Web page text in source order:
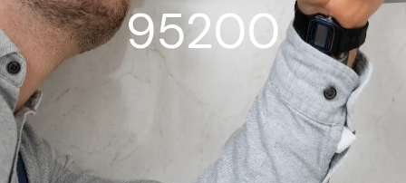
95200